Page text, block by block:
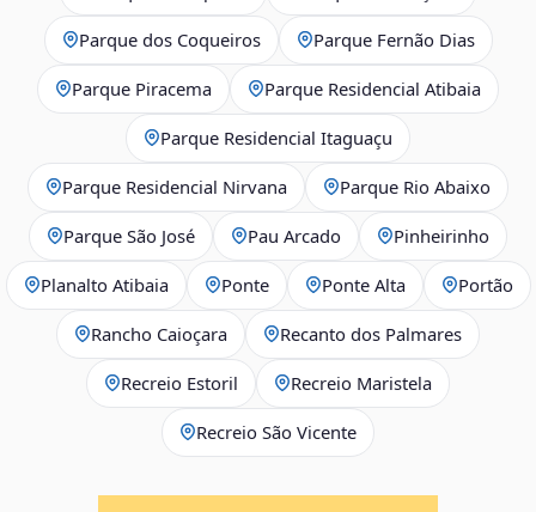
Parque dos Coqueiros Parque Fernão Dias
Parque Piracema Parque Residencial Atibaia
Parque Residencial Itaguaçu
Parque Residencial Nirvana Parque Rio Abaixo
Parque São José Pau Arcado Pinheirinho
Planalto Atibaia Ponte Ponte Alta Portão
Rancho Caioçara Recanto dos Palmares
Recreio Estoril Recreio Maristela
Recreio São Vicente